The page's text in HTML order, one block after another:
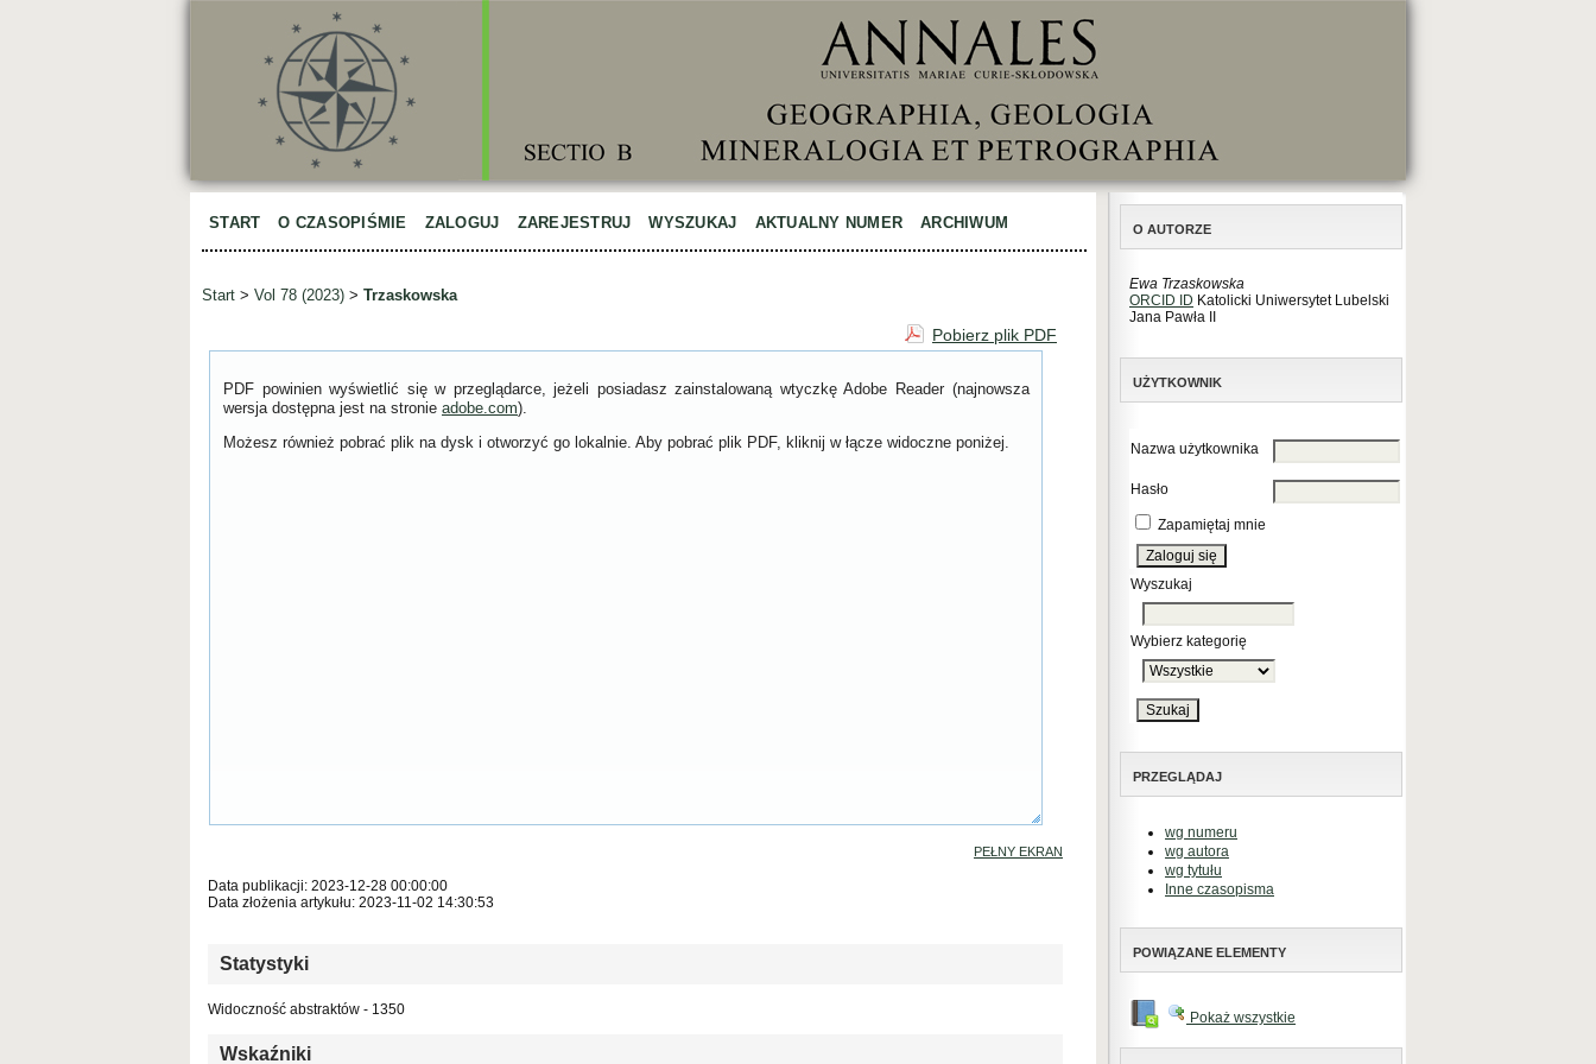
O AUTORZE
Ewa Trzaskowska
ORCID ID Katolicki Uniwersytet Lubelski
Jana Pawła II
UŻYTKOWNIK
Nazwa użytkownika
Hasło
Zapamiętaj mnie
Wyszukaj
Wybierz kategorię
PRZEGLĄDAJ
wg numeru
wg autora
wg tytułu
Inne czasopisma
POWIĄZANE ELEMENTY
Pokaż wszystkie
START O CZASOPIŚMIE ZALOGUJ ZAREJESTRUJ WYSZUKAJ AKTUALNY NUMER ARCHIWUM
Start > Vol 78 (2023) > Trzaskowska
Pobierz plik PDF
PDF powinien wyświetlić się w przeglądarce, jeżeli posiadasz zainstalowaną wtyczkę Adobe Reader (najnowsza
wersja dostępna jest na stronie adobe.com).
Możesz również pobrać plik na dysk i otworzyć go lokalnie. Aby pobrać plik PDF, kliknij w łącze widoczne poniżej.
PEŁNY EKRAN
Data publikacji: 2023-12-28 00:00:00
Data złożenia artykułu: 2023-11-02 14:30:53
Statystyki
Widoczność abstraktów - 1350
Wskaźniki